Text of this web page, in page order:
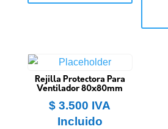
Rejilla Protectora Para
Ventilador 80x80mm
$ 3.500 IVA
Incluido